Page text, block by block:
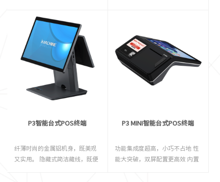
丰富的 I/O 接口与外设 ●符合
VESA 标准的壁挂结构 ●模块化
设计，更高效的用户服务和可延
伸的副屏
服务和可延伸的副屏
P3智能台式POS终端
纤薄时尚的金属铝机身，既美观
又实用。 隐藏式简洁藏线，既便
P3 MINI智能台式POS终端
功能集成度超高，小巧不占地 性
能大突破，双屏配置更高效 内置